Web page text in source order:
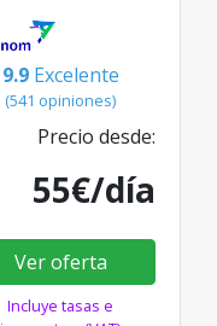
9.9 Excelente
(541 opiniones)
Precio desde:
55€/día
Ver oferta
Incluye tasas e